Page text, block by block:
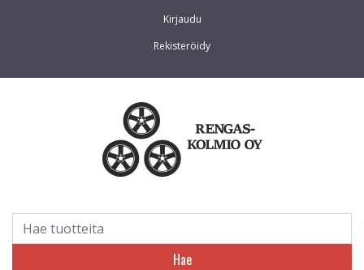
Kirjaudu
Rekisteröidy
Hae